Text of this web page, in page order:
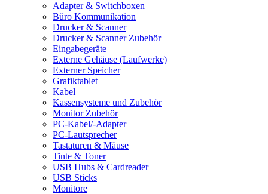
Adapter & Switchboxen
Büro Kommunikation
Drucker & Scanner
Drucker & Scanner Zubehör
Eingabegeräte
Externe Gehäuse (Laufwerke)
Externer Speicher
Grafiktablet
Kabel
Kassensysteme und Zubehör
Monitor Zubehör
PC-Kabel/-Adapter
PC-Lautsprecher
Tastaturen & Mäuse
Tinte & Toner
USB Hubs & Cardreader
USB Sticks
Monitore